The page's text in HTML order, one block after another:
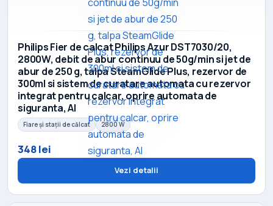
Philips Fier de calcat Philips Azur DST7030/20,
2800W, debit de abur continuu de 50g/min si jet de
abur de 250 g, talpa SteamGlide Plus, rezervor de
300ml si sistem de curatare automata cu rezervor
integrat pentru calcar, oprire automata de
siguranta, Al
Fiare și stații de călcat 2800 W
348 lei
Vezi detalii